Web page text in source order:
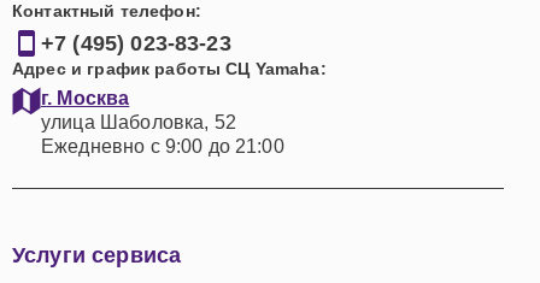
Контактный телефон:
+7 (495) 023-83-23
Адрес и график работы СЦ Yamaha:
г. Москва
улица Шаболовка, 52
Ежедневно с 9:00 до 21:00
Услуги сервиса